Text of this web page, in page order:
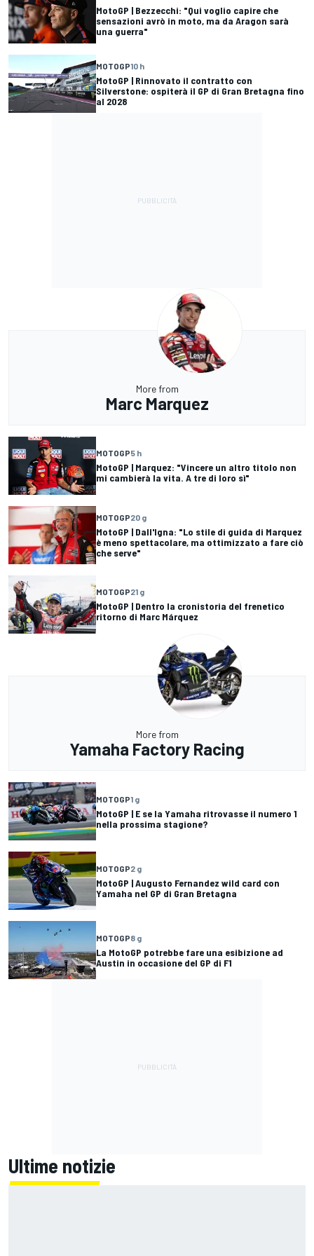
MotoGP | Bezzecchi: "Qui voglio capire che
sensazioni avrò in moto, ma da Aragon sarà
una guerra"
MOTOGP10 h
MotoGP | Rinnovato il contratto con
Silverstone: ospiterà il GP di Gran Bretagna fino
al 2028
More from
Marc Marquez
MOTOGP5 h
MotoGP | Marquez: "Vincere un altro titolo non
mi cambierà la vita. A tre di loro sì"
MOTOGP20 g
MotoGP | Dall'Igna: "Lo stile di guida di Marquez
è meno spettacolare, ma ottimizzato a fare ciò
che serve"
MOTOGP21 g
MotoGP | Dentro la cronistoria del frenetico
ritorno di Marc Márquez
More from
Yamaha Factory Racing
MOTOGP1 g
MotoGP | E se la Yamaha ritrovasse il numero 1
nella prossima stagione?
MOTOGP2 g
MotoGP | Augusto Fernandez wild card con
Yamaha nel GP di Gran Bretagna
MOTOGP8 g
La MotoGP potrebbe fare una esibizione ad
Austin in occasione del GP di F1
Ultime notizie